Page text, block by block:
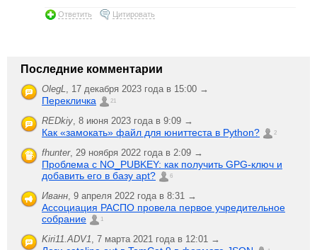
Ответить Цитировать
Последние комментарии
OlegL 17 декабря 2023 года в 15:00 →
Перекличка 21
REDkiy 8 июня 2023 года в 9:09 →
Как «замокать» файл для юниттеста в Python? 2
fhunter, 29 ноября 2022 года в 2:09 →
Проблема с NO_PUBKEY: как получить GPG-ключ и
добавить его в базу apt?
6
Иванн 9 апреля 2022 года в 8:31 →
Ассоциация РАСПО провела первое учредительное
собрание
1
Kiri11.ADV1 7 марта 2021 года в 12:01 →